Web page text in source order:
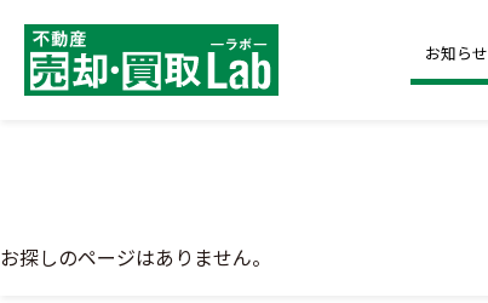
お知らせ
お探しのページはありません。